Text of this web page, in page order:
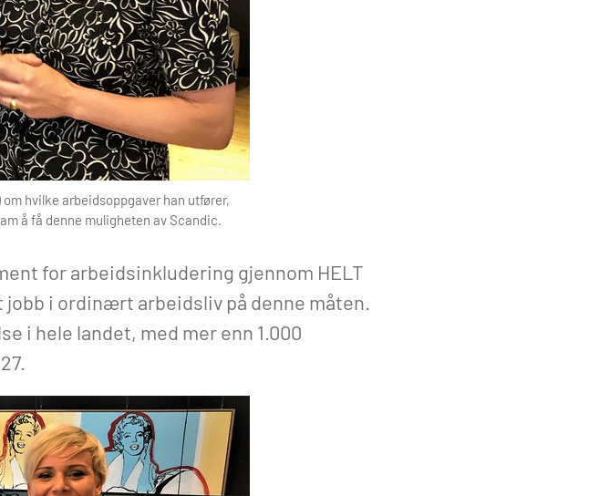
hvilke arbeidsoppgaver han utfører,
å få denne muligheten av Scandic.
for arbeidsinkludering gjennom HELT
jobb i ordinært arbeidsliv på denne måten.
i hele landet, med mer enn 1.000